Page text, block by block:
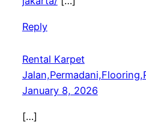
Reply
Rental Karpet
January 8, 2026
[…]